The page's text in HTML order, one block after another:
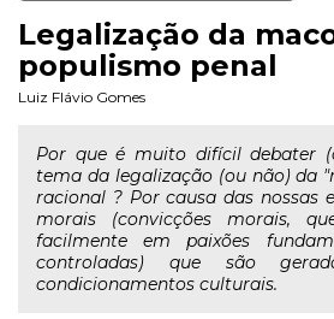
Legalização da
populismo penal
Luiz Flávio Gomes
Por que é muito difícil debater
tema da legalização (ou não) da
racional ? Por causa das nossas
morais (convicções morais,
facilmente em paixões
controladas) que são
condicionamentos culturais.